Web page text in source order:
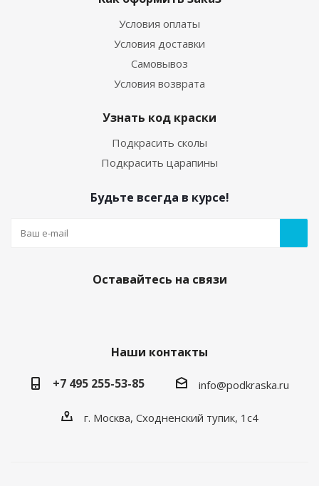
Условия оплаты
Условия доставки
Самовывоз
Условия возврата
Узнать код краски
Подкрасить сколы
Подкрасить царапины
Будьте всегда в курсе!
Оставайтесь на связи
Наши контакты
+7 495 255-53-85
info@podkraska.ru
г. Москва, Сходненский тупик, 1с4